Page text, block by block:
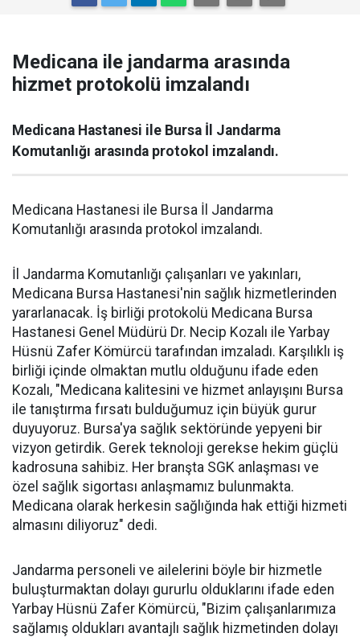
Medicana ile jandarma arasında
hizmet protokolü imzalandı
Medicana Hastanesi ile Bursa İl Jandarma
Komutanlığı arasında protokol imzalandı.
Medicana Hastanesi ile Bursa İl Jandarma
Komutanlığı arasında protokol imzalandı.
İl Jandarma Komutanlığı çalışanları ve yakınları,
Medicana Bursa Hastanesi'nin sağlık hizmetlerinden
yararlanacak. İş birliği protokolü Medicana Bursa
Hastanesi Genel Müdürü Dr. Necip Kozalı ile Yarbay
Hüsnü Zafer Kömürcü tarafından imzaladı. Karşılıklı iş
birliği içinde olmaktan mutlu olduğunu ifade eden
Kozalı, "Medicana kalitesini ve hizmet anlayışını Bursa
ile tanıştırma fırsatı bulduğumuz için büyük gurur
duyuyoruz. Bursa'ya sağlık sektöründe yepyeni bir
vizyon getirdik. Gerek teknoloji gerekse hekim güçlü
kadrosuna sahibiz. Her branşta SGK anlaşması ve
özel sağlık sigortası anlaşmamız bulunmakta.
Medicana olarak herkesin sağlığında hak ettiği hizmeti
almasını diliyoruz" dedi.
Jandarma personeli ve ailelerini böyle bir hizmetle
buluşturmaktan dolayı gururlu olduklarını ifade eden
Yarbay Hüsnü Zafer Kömürcü, "Bizim çalışanlarımıza
sağlamış oldukları avantajlı sağlık hizmetinden dolayı